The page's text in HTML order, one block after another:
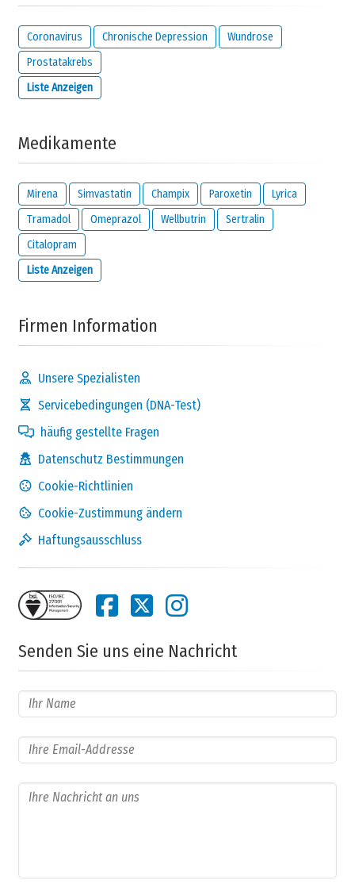
WICHTIG:Diese E-Mail-Adresse stammt von der Person, die diesen
Kommentar abgegeben hat, und wird geheim gehalten. Sie wird nur
Ich möchte per E-Mail benachrichtigt werden, wenn
jemand auf diese Bewertung reagiert.
Ich habe gelesen und bin damit einverstanden
Datenschutz Bestimmungenund
Haftungsausschluss
vonmeamedica.com.
Coronavirus Chronische Depression
Wundrose
Prostatakrebs
Liste Anzeigen
Medikamente
Mirena Simvastatin Champix Paroxetin
Lyrica
Tramadol
Omeprazol Wellbutrin
Sertralin
Citalopram
Liste Anzeigen
Firmen Information
Unsere Spezialisten
Servicebedingungen (DNA-Test)
häufig gestellte Fragen
Datenschutz Bestimmungen
Cookie-Richtlinien
Cookie-Zustimmung ändern
Haftungsausschluss
Senden Sie uns eine Nachricht